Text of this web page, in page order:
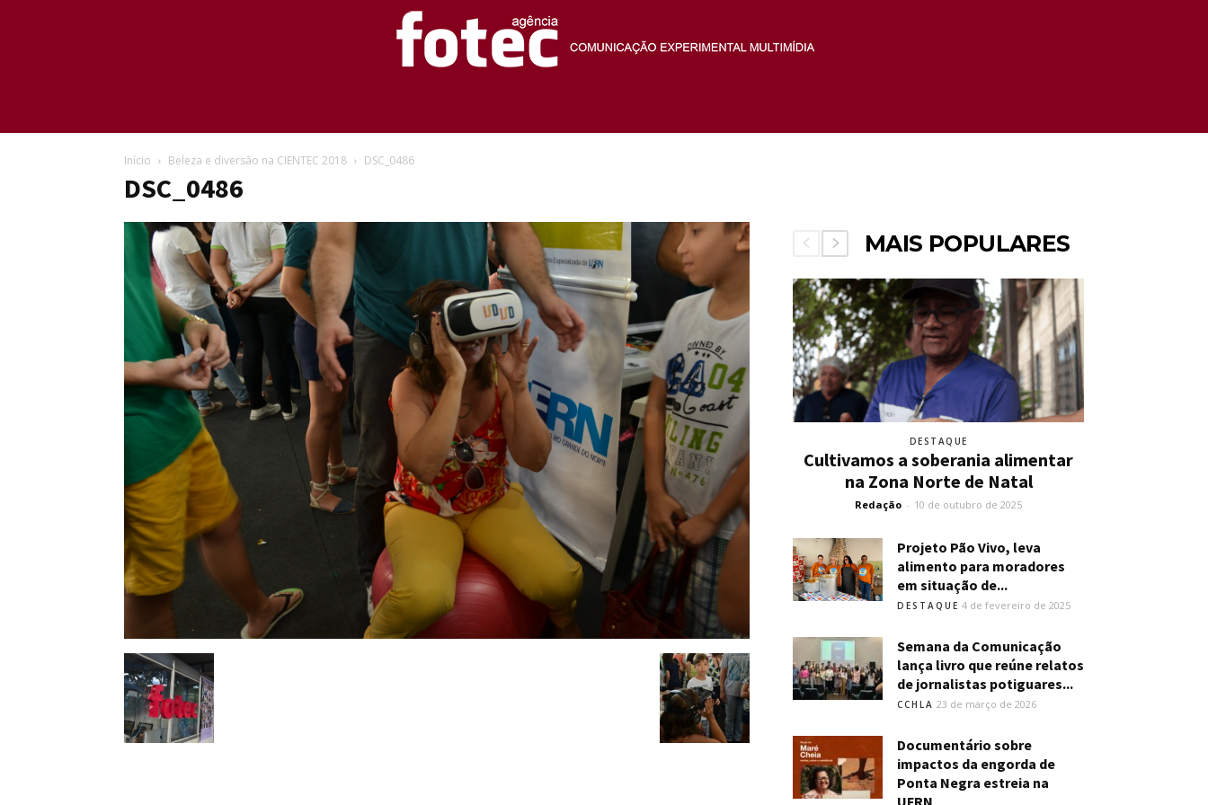
Fotec
Início Beleza e diversão na CIENTEC 2018 DSC_0486
DSC_0486
MAIS POPULARES
DESTAQUE
Cultivamos a soberania alimentar
na Zona Norte de Natal
Redação - 10 de outubro de 2025
Projeto Pão Vivo, leva
alimento para moradores
em situação de...
DESTAQUE 4 de fevereiro de 2025
Semana da Comunicação
lança livro que reúne relatos
de jornalistas potiguares...
CCHLA 23 de março de 2026
Documentário sobre
impactos da engorda de
Ponta Negra estreia na
UFRN